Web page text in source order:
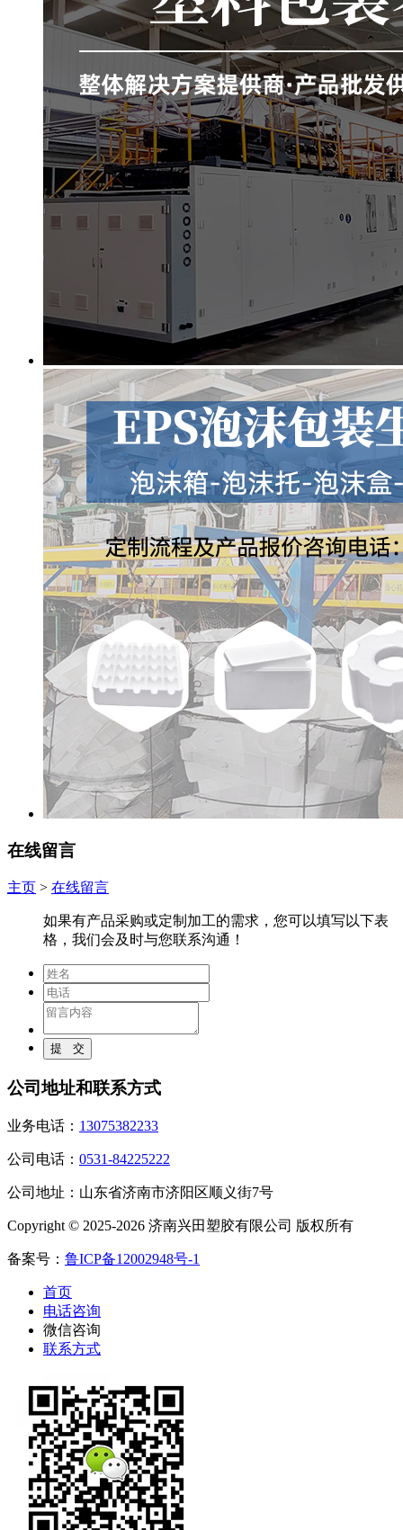
在线留言
主页 > 在线留言
如果有产品采购或定制加工的需求，您可以填写以下表
格，我们会及时与您联系沟通！
公司地址和联系方式
业务电话： 13075382233
公司电话： 0531-84225222
公司地址：山东省济南市济阳区顺义街7号
Copyright © 2025-2026 济南兴田塑胶有限公司 版权所有
备案号： 鲁ICP备12002948号-1
首页
电话咨询
微信咨询
联系方式